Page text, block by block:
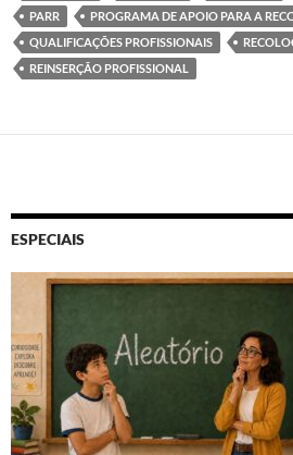
PARR
PROGRAMA DE APOIO PARA A
QUALIFICAÇÕES PROFISSIONAIS
REINSERÇÃO PROFISSIONAL
ESPECIAIS